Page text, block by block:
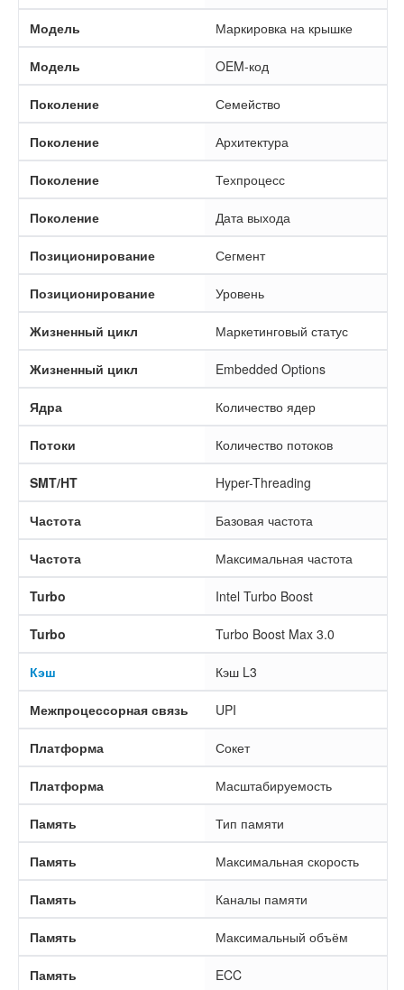
Модель Маркировка на крышке
Модель OEM-код
Поколение Семейство
Поколение Архитектура
Поколение Техпроцесс
Поколение Дата выхода
Позиционирование Сегмент
Позиционирование Уровень
Жизненный цикл Маркетинговый статус
Жизненный цикл Embedded Options
Ядра Количество ядер
Потоки Количество потоков
SMT/HT Hyper-Threading
Частота Базовая частота
Частота Максимальная частота
Turbo Intel Turbo Boost
Turbo Turbo Boost Max 3.0
Кэш Кэш L3
Межпроцессорная связь UPI
Платформа Сокет
Платформа Масштабируемость
Память Тип памяти
Память Максимальная скорость
Память Каналы памяти
Память Максимальный объём
Память ECC